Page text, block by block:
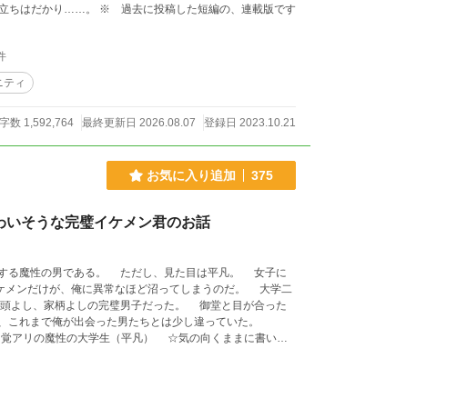
ら本当の恋人になっていく。 だが二人の前には障害が立ちはだかり……。 ※ 過去に投稿した短編の、連載版です
ティ
数 1,592,764 最終更新日 2026.08.07 登録日 2023.10.21
お気に入り追加 375
そうな完璧イケメン君のお話
しの完璧男子だった。 御堂と目が合った